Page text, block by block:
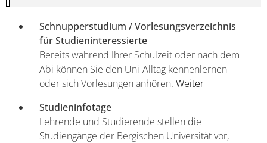
Schnupperstudium / Vorlesungsverzeichnis
für Studieninteressierte
Bereits während Ihrer Schulzeit oder nach dem
Abi können Sie den Uni-Alltag kennenlernen
oder sich Vorlesungen anhören. Weiter
Studieninfotage
Lehrende und Studierende stellen die
Studiengänge der Bergischen Universität vor,